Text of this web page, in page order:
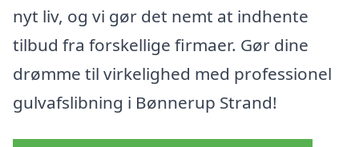
nyt liv, og vi gør det nemt at indhente
tilbud fra forskellige firmaer. Gør dine
drømme til virkelighed med professionel
gulvafslibning i Bønnerup Strand!